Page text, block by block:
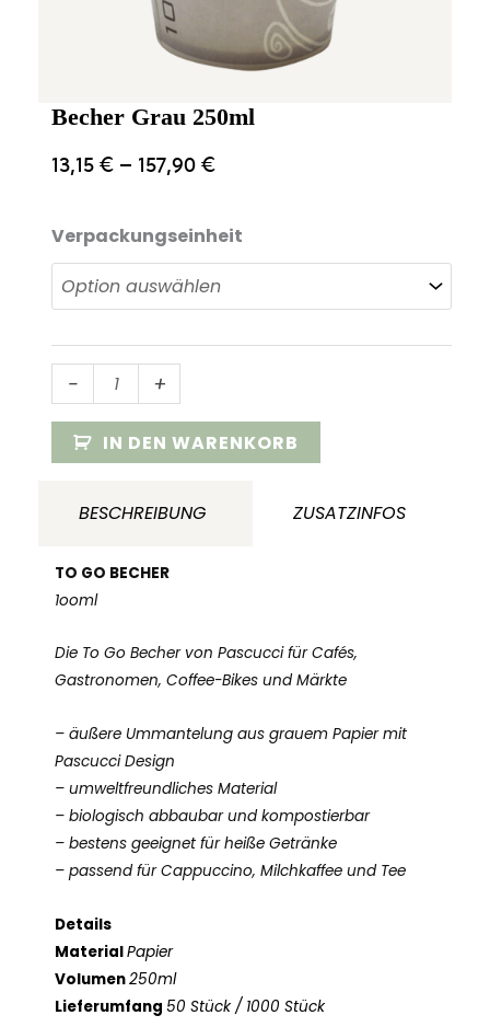
Becher Grau 250ml
13,15€ – 157,90€
Verpackungseinheit
-
Becher
Grau
250ml
+
IN DEN WARENKORB
BESCHREIBUNG ZUSATZINFOS
TO GO BECHER
1ooml
Die To Go Becher von Pascucci für Cafés,
Gastronomen, Coffee-Bikes und Märkte
– äußere Ummantelung aus grauem Papier mit
Pascucci Design
– umweltfreundliches Material
– biologisch abbaubar und kompostierbar
– bestens geeignet für heiße Getränke
– passend für Cappuccino, Milchkaffee und Tee
Details
MaterialPapier
Volumen250ml
Lieferumfang 50 Stück / 1000 Stück